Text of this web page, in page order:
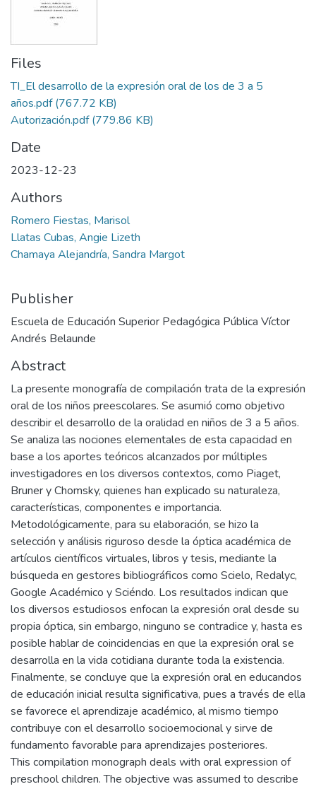
Files
TI_El desarrollo de la expresión oral de los de 3 a 5
años.pdf(767.72 KB)
Autorización.pdf(779.86 KB)
Date
2023-12-23
Authors
Romero Fiestas, Marisol
Llatas Cubas, Angie Lizeth
Chamaya Alejandría, Sandra Margot
Publisher
Escuela de Educación Superior Pedagógica Pública Víctor
Andrés Belaunde
Abstract
La presente monografía de compilación trata de la expresión
oral de los niños preescolares. Se asumió como objetivo
describir el desarrollo de la oralidad en niños de 3 a 5 años.
Se analiza las nociones elementales de esta capacidad en
base a los aportes teóricos alcanzados por múltiples
investigadores en los diversos contextos, como Piaget,
Bruner y Chomsky, quienes han explicado su naturaleza,
características, componentes e importancia.
Metodológicamente, para su elaboración, se hizo la
selección y análisis riguroso desde la óptica académica de
artículos científicos virtuales, libros y tesis, mediante la
búsqueda en gestores bibliográficos como Scielo, Redalyc,
Google Académico y Sciéndo. Los resultados indican que
los diversos estudiosos enfocan la expresión oral desde su
propia óptica, sin embargo, ninguno se contradice y, hasta es
posible hablar de coincidencias en que la expresión oral se
desarrolla en la vida cotidiana durante toda la existencia.
Finalmente, se concluye que la expresión oral en educandos
de educación inicial resulta significativa, pues a través de ella
se favorece el aprendizaje académico, al mismo tiempo
contribuye con el desarrollo socioemocional y sirve de
fundamento favorable para aprendizajes posteriores.
This compilation monograph deals with oral expression of
preschool children. The objective was assumed to describe